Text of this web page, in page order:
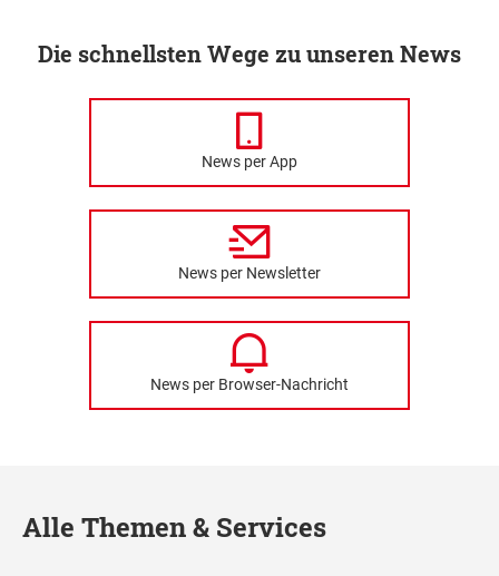
Die schnellsten Wege zu unseren News
News per App
News per Newsletter
News per Browser-Nachricht
Alle Themen & Services